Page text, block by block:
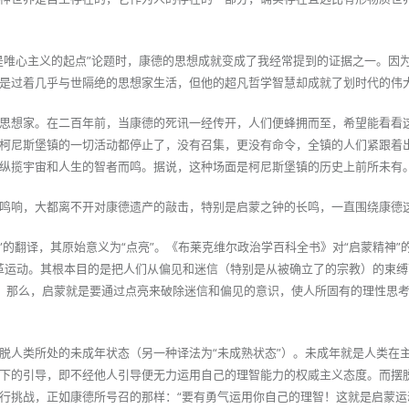
心主义的起点”论题时，康德的思想成就变成了我经常提到的证据之一。因
过着几乎与世隔绝的思想家生活，但他的超凡哲学智慧却成就了划时代的伟
想家。在二百年前，当康德的死讯一经传开，人们便蜂拥而至，希望能看看
尼斯堡镇的一切活动都停止了，没有召集，更没有命令，全镇的人们紧跟着
揽宇宙和人生的智者而鸣。据说，这种场面是柯尼斯堡镇的历史上前所未有
响，大都离不开对康德遗产的敲击，特别是启蒙之钟的长鸣，一直围绕康德
翻译，其原始意义为“点亮”。《布莱克维尔政治学百科全书》对“启蒙精神”
动。其根本目的是把人们从偏见和迷信（特别是从被确立了的宗教）的束
么，启蒙就是要通过点亮来破除迷信和偏见的意识，使人所固有的理性思
人类所处的未成年状态（另一种译法为“未成熟状态”）。未成年就是人类在
的引导，即不经他人引导便无力运用自己的理智能力的权威主义态度。而摆
挑战，正如康德所号召的那样：“要有勇气运用你自己的理智！这就是启蒙